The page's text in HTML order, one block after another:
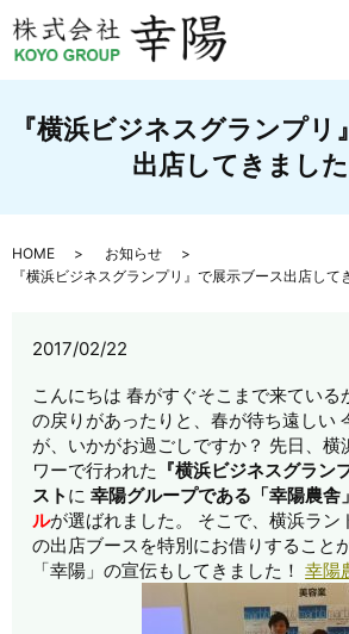
『横浜ビジネスグランプリ
出店してきました
HOME
お知らせ
『横浜ビジネスグランプリ』で展示ブース出店して
2017/02/22
こんにちは 春がすぐそこまで来ている
の戻りがあったりと、春が待ち遠しい
が、いかがお過ごしですか？ 先日、横
ワーで行われた 『横浜ビジネスグラン
スト に幸陽グループである「幸陽農舎
ルが選ばれました。 そこで、横浜ラン
の出店ブースを特別にお借りすること
「幸陽」の宣伝もしてきました！幸陽